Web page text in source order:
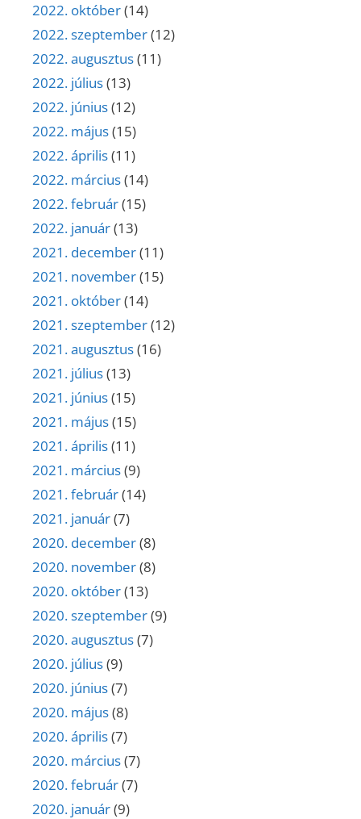
2022. október(14)
2022. szeptember(12)
2022. augusztus(11)
2022. július(13)
2022. június(12)
2022. május(15)
2022. április(11)
2022. március(14)
2022. február(15)
2022. január(13)
2021. december(11)
2021. november(15)
2021. október(14)
2021. szeptember(12)
2021. augusztus(16)
2021. július(13)
2021. június(15)
2021. május(15)
2021. április(11)
2021. március(9)
2021. február(14)
2021. január(7)
2020. december(8)
2020. november(8)
2020. október(13)
2020. szeptember(9)
2020. augusztus(7)
2020. július(9)
2020. június(7)
2020. május(8)
2020. április(7)
2020. március(7)
2020. február(7)
2020. január(9)